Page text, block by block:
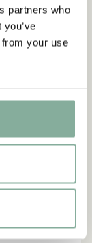
partners who
your use